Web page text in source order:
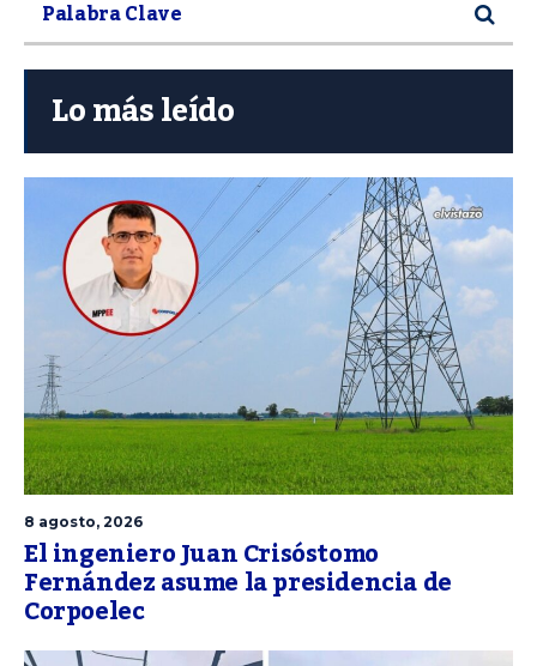
Lo más leído
8 agosto, 2026
El ingeniero Juan Crisóstomo
Fernández asume la presidencia de
Corpoelec